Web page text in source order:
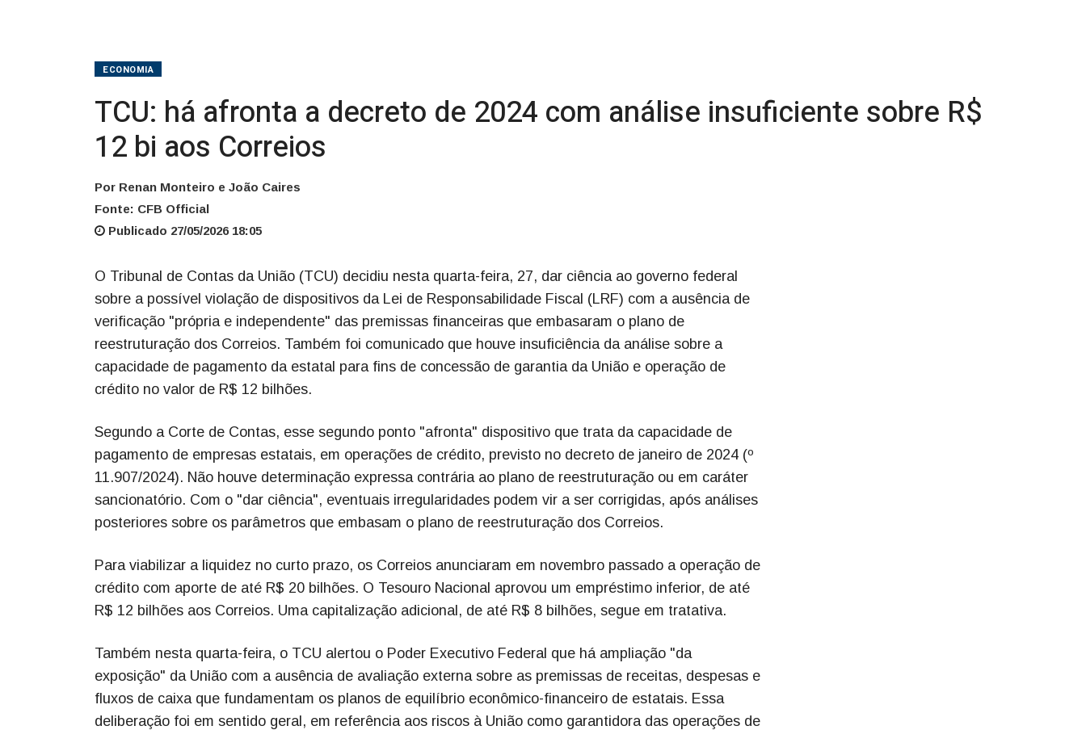
CorreiosECONOMIA
TCU: há afronta a decreto de 2024 com análise insuficiente sobre R$
12 bi aos Correios
Por Renan Monteiro e João Caires
Fonte: CFB Official
Publicado 27/05/2026 18:05
O Tribunal de Contas da União (TCU) decidiu nesta quarta-feira, 27, dar ciência ao governo federal
sobre a possível violação de dispositivos da Lei de Responsabilidade Fiscal (LRF) com a ausência de
verificação "própria e independente" das premissas financeiras que embasaram o plano de
reestruturação dos Correios. Também foi comunicado que houve insuficiência da análise sobre a
capacidade de pagamento da estatal para fins de concessão de garantia da União e operação de
crédito no valor de R$ 12 bilhões.
Segundo a Corte de Contas, esse segundo ponto "afronta" dispositivo que trata da capacidade de
pagamento de empresas estatais, em operações de crédito, previsto no decreto de janeiro de 2024 (º
11.907/2024). Não houve determinação expressa contrária ao plano de reestruturação ou em caráter
sancionatório. Com o "dar ciência", eventuais irregularidades podem vir a ser corrigidas, após análises
posteriores sobre os parâmetros que embasam o plano de reestruturação dos Correios.
Para viabilizar a liquidez no curto prazo, os Correios anunciaram em novembro passado a operação de
crédito com aporte de até R$ 20 bilhões. O Tesouro Nacional aprovou um empréstimo inferior, de até
R$ 12 bilhões aos Correios. Uma capitalização adicional, de até R$ 8 bilhões, segue em tratativa.
Também nesta quarta-feira, o TCU alertou o Poder Executivo Federal que há ampliação "da
exposição" da União com a ausência de avaliação externa sobre as premissas de receitas, despesas e
fluxos de caixa que fundamentam os planos de equilíbrio econômico-financeiro de estatais. Essa
deliberação foi em sentido geral, em referência aos riscos à União como garantidora das operações de